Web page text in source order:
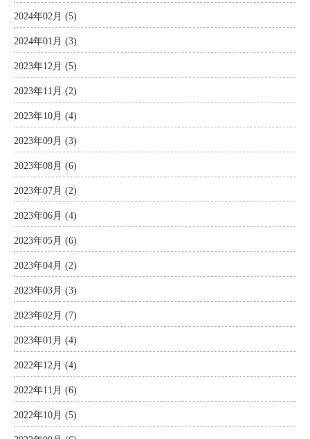
2024年02月 (5)
2024年01月 (3)
2023年12月 (5)
2023年11月 (2)
2023年10月 (4)
2023年09月 (3)
2023年08月 (6)
2023年07月 (2)
2023年06月 (4)
2023年05月 (6)
2023年04月 (2)
2023年03月 (3)
2023年02月 (7)
2023年01月 (4)
2022年12月 (4)
2022年11月 (6)
2022年10月 (5)